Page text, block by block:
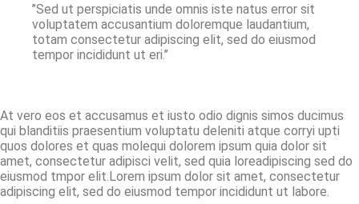
’’Sed ut perspiciatis unde omnis iste natus error sit
voluptatem accusantium doloremque laudantium,
totam consectetur adipiscing elit, sed do eiusmod
tempor incididunt ut eri.’’
At vero eos et accusamus et iusto odio dignis simos ducimus
qui blanditiis praesentium voluptatu deleniti atque corryi upti
quos dolores et quas molequi dolorem ipsum quia dolor sit
amet, consectetur adipisci velit, sed quia loreadipiscing sed do
eiusmod tmpor elit.Lorem ipsum dolor sit amet, consectetur
adipiscing elit, sed do eiusmod tempor incididunt ut labore.